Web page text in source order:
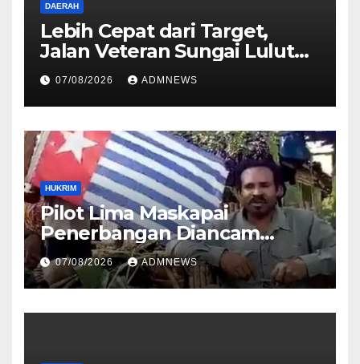
DAERAH
Lebih Cepat dari Target,
Jalan Veteran Sungai Lulut
Dibuka
07/08/2026 ADMNEWS
HUKRIM
Pilot Lima Maskapai
Penerbangan Diancam
Ditembak Mati OPM
07/08/2026 ADMNEWS